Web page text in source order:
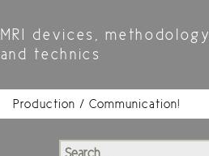
MRI devices, methodology
and technics
Production / Communication!
Search